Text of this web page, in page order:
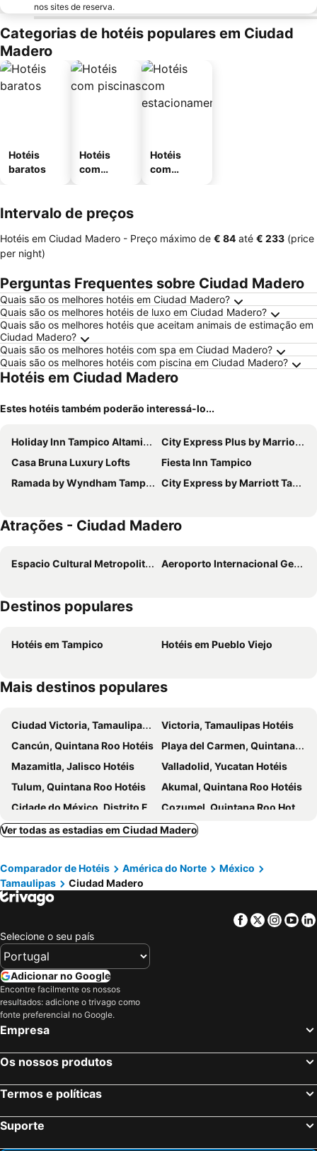
nos sites de reserva.
Categorias de hotéis populares em Ciudad
Madero
Hotéis
baratos
Hotéis
com
Hotéis
com
Intervalo de preços
Hotéis em Ciudad Madero - Preço máximo de ‎€ 84 até ‎€ 233 (price
per night)
Perguntas Frequentes sobre Ciudad Madero
Quais são os melhores hotéis em Ciudad Madero?
Quais são os melhores hotéis de luxo em Ciudad Madero?
Quais são os melhores hotéis que aceitam animais de estimação em
Ciudad Madero?
Quais são os melhores hotéis com spa em Ciudad Madero?
Quais são os melhores hotéis com piscina em Ciudad Madero?
Hotéis em Ciudad Madero
Estes hotéis também poderão interessá-lo...
Holiday Inn Tampico Altamira By Ihg
City Express Plus by Marriott Tampico
Casa Bruna Luxury Lofts
Fiesta Inn Tampico
Ramada by Wyndham Tampico Centro
City Express by Marriott Tampico
Atrações - Ciudad Madero
Espacio Cultural Metropolitano Aeroporto Internacional General Francisco Javier Mina
Destinos populares
Hotéis em Tampico Hotéis em Pueblo Viejo
Mais destinos populares
Ciudad Victoria, Tamaulipas Hotéis
Victoria, Tamaulipas Hotéis
Cancún, Quintana Roo Hotéis
Playa del Carmen, Quintana Roo Hotéis
Mazamitla, Jalisco Hotéis
Valladolid, Yucatan Hotéis
Tulum, Quintana Roo Hotéis
Akumal, Quintana Roo Hotéis
Cidade do México, Distrito Federal Hotéis
Cozumel, Quintana Roo Hotéis
Isla Mujeres, Quintana Roo Hotéis
Ver todas as estadias em Ciudad Madero
Comparador de Hotéis América do Norte
México
Tamaulipas
Ciudad Madero
Facebook
Twitter
Selecione o seu país
Adicionar no Google
Encontre facilmente os nossos
resultados: adicione o trivago como
fonte preferencial no Google.
Empresa
Os nossos produtos
Termos e políticas
Suporte